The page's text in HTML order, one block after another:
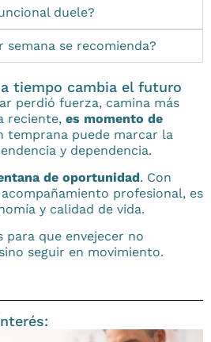
duele?
semana se recomienda?
tiempo cambia el futuro
perdió fuerza, camina más
reciente, es momento de
temprana puede marcar la
y dependencia.
de oportunidad. Con
profesional, es
y calidad de vida.
para que envejecer no
seguir en movimiento.